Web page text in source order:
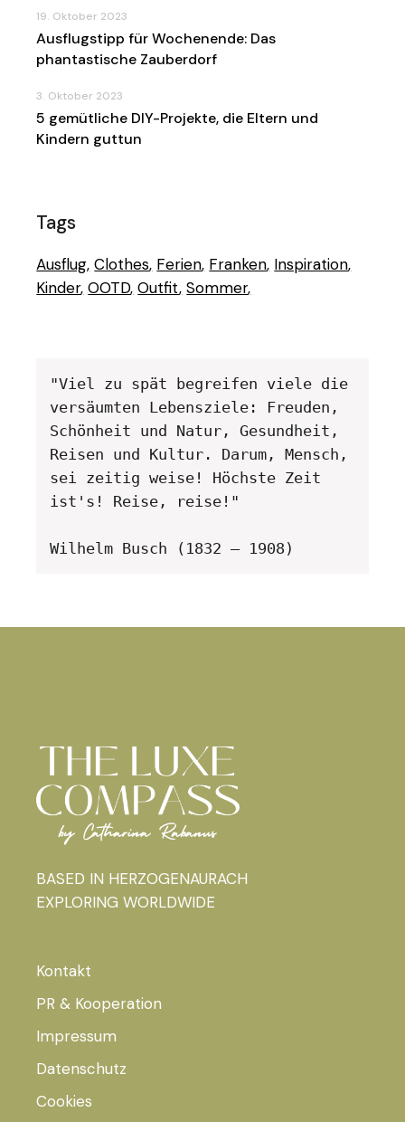
Ausflugstipp für Wochenende: Das
phantastische Zauberdorf
19. Oktober 2023
5 gemütliche DIY-Projekte, die Eltern und
Kindern guttun
3. Oktober 2023
Tags
Ausflug Clothes Ferien Franken Inspiration
Kinder OOTD Outfit Sommer
"Viel zu spät begreifen viele die
versäumten Lebensziele: Freuden,
Schönheit und Natur, Gesundheit,
Reisen und Kultur. Darum, Mensch,
sei zeitig weise! Höchste Zeit
ist's! Reise, reise!"
Wilhelm Busch (1832 – 1908)
BASED IN HERZOGENAURACH
EXPLORING WORLDWIDE
Kontakt
PR & Kooperation
Impressum
Datenschutz
Cookies